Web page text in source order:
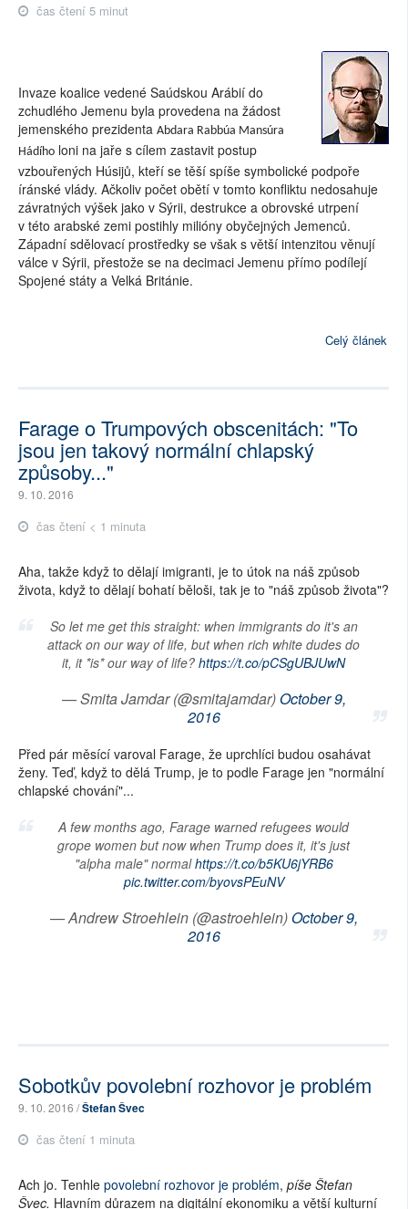
čas čtení 5 minut
Invaze koalice vedené Saúdskou Arábií do
zchudlého Jemenu byla provedena na žádost
jemenského prezidenta Abdara Rabbúa Mansúra
Hádího loni na jaře s cílem zastavit postup
vzbouřených Húsijů, kteří se těší spíše symbolické podpoře
íránské vlády. Ačkoliv počet obětí v tomto konfliktu nedosahuje
závratných výšek jako v Sýrii, destrukce a obrovské utrpení
v této arabské zemi postihly milióny obyčejných Jemenců.
Západní sdělovací prostředky se však s větší intenzitou věnují
válce v Sýrii, přestože se na decimaci Jemenu přímo podílejí
Spojené státy a Velká Británie.
Celý článek
Farage o Trumpových obscenitách: "To
jsou jen takový normální chlapský
způsoby..."
9. 10. 2016
čas čtení < 1 minuta
Aha, takže když to dělají imigranti, je to útok na náš způsob
života, když to dělají bohatí běloši, tak je to "náš způsob života"?
So let me get this straight: when immigrants do it's an
attack on our way of life, but when rich white dudes do
it, it *is* our way of life? https://t.co/pCSgUBJUwN
— Smita Jamdar (@smitajamdar)October 9,
2016
Před pár měsící varoval Farage, že uprchlíci budou osahávat
ženy. Teď, když to dělá Trump, je to podle Farage jen "normální
chlapské chování"...
A few months ago, Farage warned refugees would
grope women but now when Trump does it, it's just
"alpha male" normalhttps://t.co/b5KU6jYRB6
pic.twitter.com/byovsPEuNV
— Andrew Stroehlein (@astroehlein)October 9,
2016
Sobotkův povolební rozhovor je problém
9. 10. 2016 /Štefan Švec
čas čtení 1 minuta
Ach jo. Tenhle povolební rozhovor je problém, píše Štefan
Švec. Hlavním důrazem na digitální ekonomiku a větší kulturní